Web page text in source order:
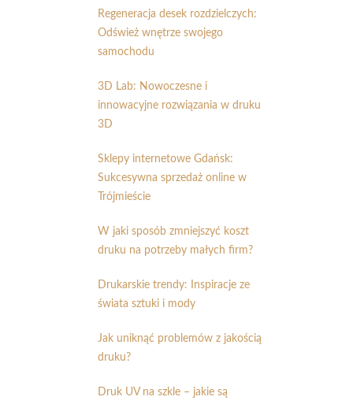
Regeneracja desek rozdzielczych:
Odśwież wnętrze swojego
samochodu
3D Lab: Nowoczesne i
innowacyjne rozwiązania w druku
3D
Sklepy internetowe Gdańsk:
Sukcesywna sprzedaż online w
Trójmieście
W jaki sposób zmniejszyć koszt
druku na potrzeby małych firm?
Drukarskie trendy: Inspiracje ze
świata sztuki i mody
Jak uniknąć problemów z jakością
druku?
Druk UV na szkle – jakie są